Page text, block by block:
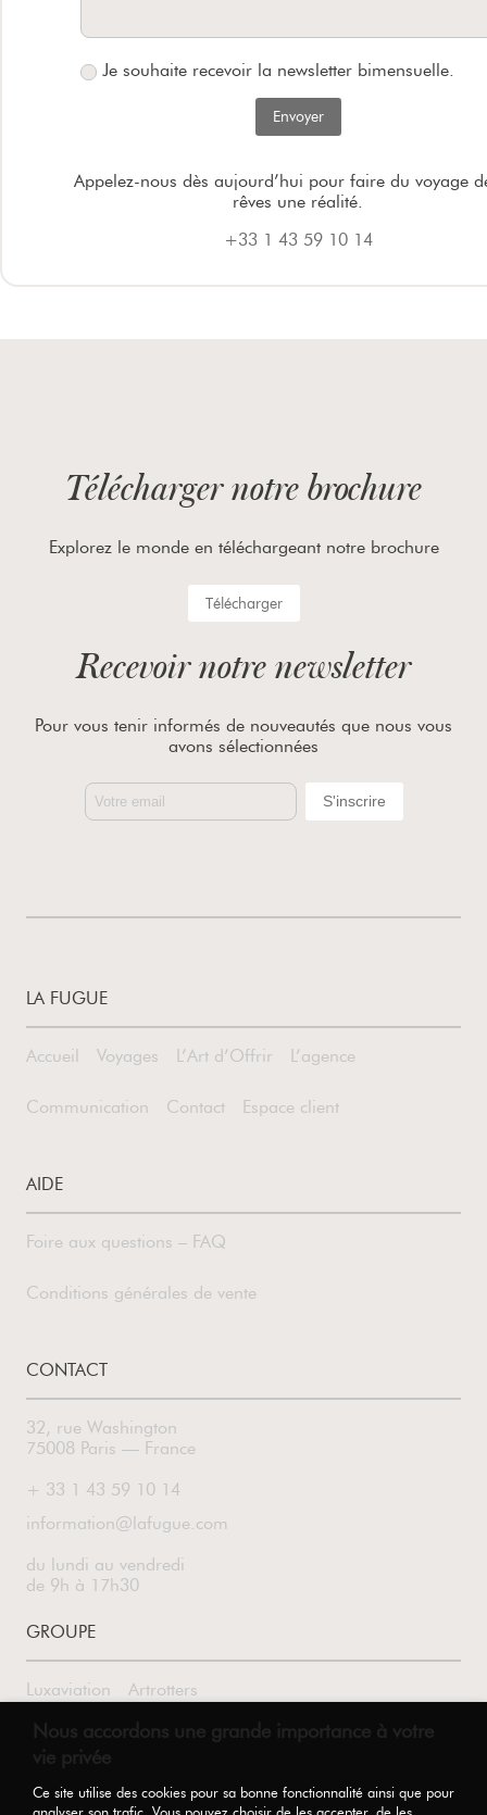
Je souhaite recevoir la newsletter bimensuelle.
Appelez-nous dès aujourd’hui pour faire du voyage
rêves une réalité.
+33 1 43 59 10 14
Télécharger notre brochure
Explorez le monde en téléchargeant notre brochure
Télécharger
Recevoir notre newsletter
Pour vous tenir informés de nouveautés que nous vous
avons sélectionnées
LA FUGUE
Accueil Voyages L’Art d’Offrir L’agence
Communication Contact Espace client
AIDE
Foire aux questions – FAQ
Conditions générales de vente
CONTACT
32, rue Washington
75008 Paris — France
+ 33 1 43 59 10 14
information@lafugue.com
du lundi au vendredi
de 9h à 17h30
GROUPE
Luxaviation Artrotters
SUIVEZ-NOUS
Nous accordons une grande importance à votre
vie privée
Ce site utilise des cookies pour sa bonne fonctionnalité ainsi que pour